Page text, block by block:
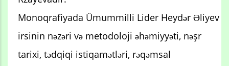
Monoqrafiyada Ümummilli Lider Heydər Əliyev
irsinin nəzəri və metodoloji əhəmiyyəti, nəşr
tarixi, tədqiqi istiqamətləri, rəqəmsal